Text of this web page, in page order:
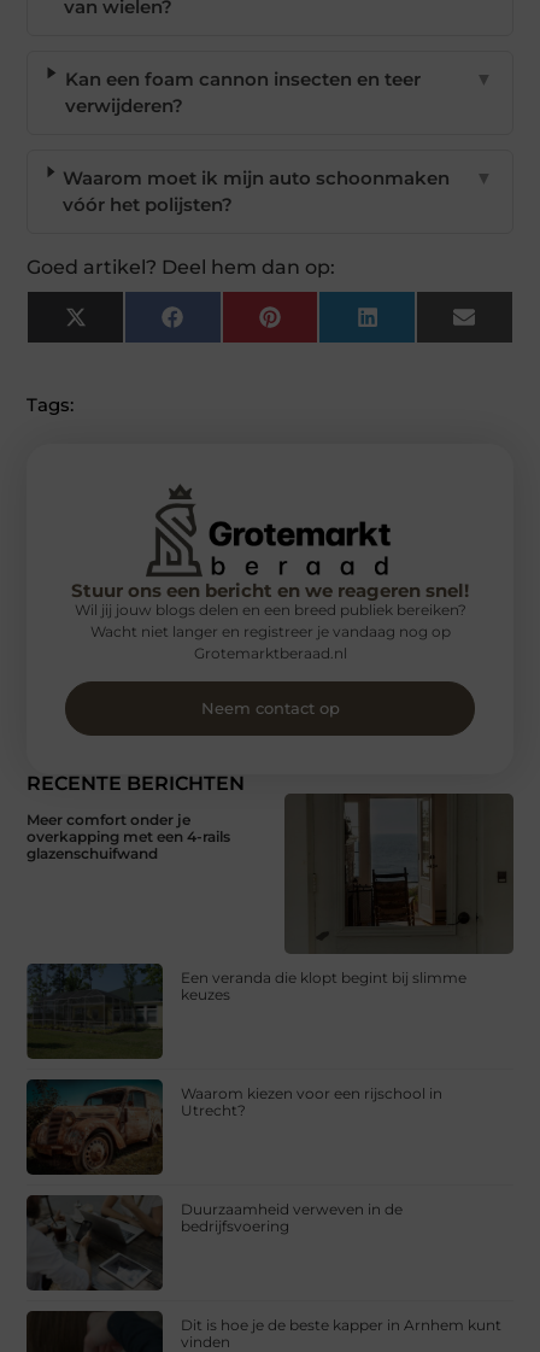
van wielen?
Kan een foam cannon insecten en teer
verwijderen?
▼
Waarom moet ik mijn auto schoonmaken
vóór het polijsten?
▼
Goed artikel? Deel hem dan op:
X
(Twitter)
FacebookPinterest LinkedIn Email
Tags:
RECENTE BERICHTEN
Meer comfort onder je
overkapping met een 4-rails
glazenschuifwand
Een veranda die klopt begint bij slimme
keuzes
Waarom kiezen voor een rijschool in
Utrecht?
Duurzaamheid verweven in de
bedrijfsvoering
Dit is hoe je de beste kapper in Arnhem kunt
vinden
Stuur ons een bericht en we reageren snel!
Wil jij jouw blogs delen en een breed publiek bereiken?
Wacht niet langer en registreer je vandaag nog op
Grotemarktberaad.nl
Neem contact op